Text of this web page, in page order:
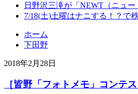
日野沢三滝が「NEWT（ニュ
7/18(土)土曜はナニする！？で
ホーム
下田野
2018年2月28日
［皆野「フォトメモ」コンテ